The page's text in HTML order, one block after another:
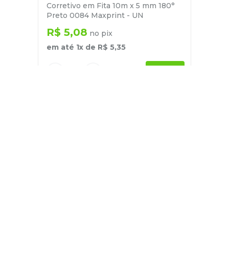
Corretivo em Fita 10m x 5 mm 180°
Preto 0084 Maxprint - UN
R$ 5,08 no pix
em até 1x de R$ 5,35